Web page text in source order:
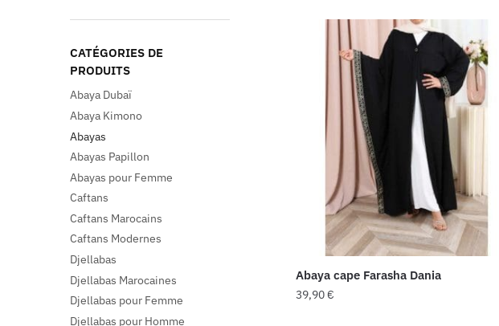
Abaya cape Farasha Dania
39,90€
CATÉGORIES DE
PRODUITS
Abaya Dubaï
Abaya Kimono
Abayas
Abayas Papillon
Abayas pour Femme
Caftans
Caftans Marocains
Caftans Modernes
Djellabas
Djellabas Marocaines
Djellabas pour Femme
Djellabas pour Homme